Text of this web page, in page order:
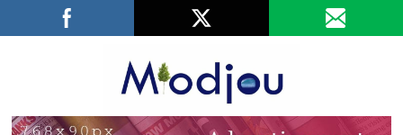
Facebook
LinkedIn